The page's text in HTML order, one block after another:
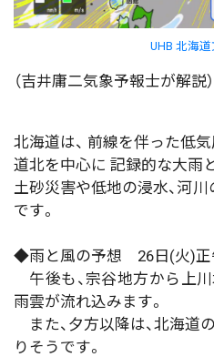
UHB 北海
（吉井庸二気象予報士が解説
北海道は、 前線を伴った低
道北を中心に 記録的な大雨
土砂災害や低地の浸水、河
です。
◆雨と風の予想 26日(火)正
午後も、宗谷地方から上
雨雲が流れ込みます。
また、夕方以降は、北海道
りそうです。